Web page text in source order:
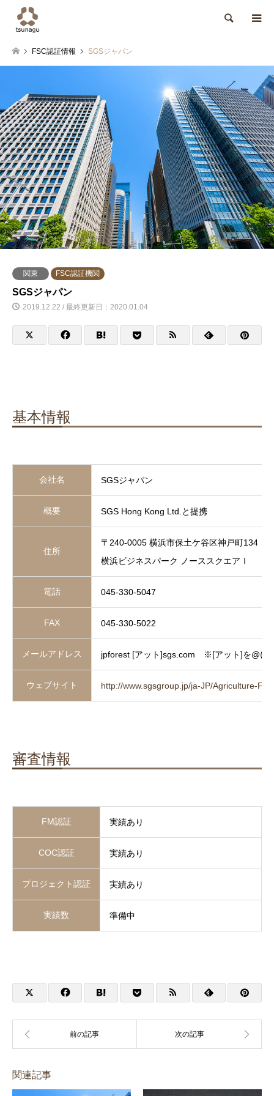
検索
FSC認証情報 SGSジャパン
関東 FSC認証機関
SGSジャパン
2019.12.22 / 最終更新日：2020.01.04
基本情報
会社名 SGSジャパン
概要 SGS Hong Kong Ltd.と提携
住所
〒240-0005 横浜市保土ケ谷区神戸町134
横浜ビジネスパーク ノーススクエアⅠ
電話 045-330-5047
FAX 045-330-5022
メールアドレス jpforest [アット]sgs.com ※[アット]を@に
ウェブサイト http://www.sgsgroup.jp/ja-JP/Agriculture-
審査情報
FM認証 実績あり
COC認証 実績あり
プロジェクト認証 実績あり
実績数 準備中
関連記事